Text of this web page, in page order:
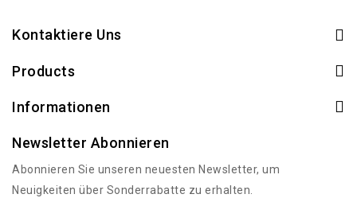
Kontaktiere Uns
Products
Informationen
Newsletter Abonnieren
Abonnieren Sie unseren neuesten Newsletter, um
Neuigkeiten über Sonderrabatte zu erhalten.